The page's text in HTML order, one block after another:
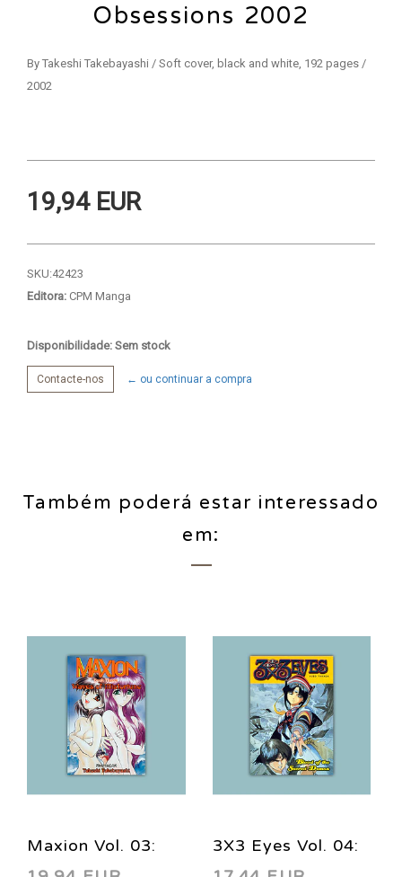
Obsessions 2002
By Takeshi Takebayashi / Soft cover, black and white, 192 pages /
2002
19,94 EUR
SKU:42423
Editora: CPM Manga
Disponibilidade: Sem stock
Contacte-nos ← ou continuar a compra
Também poderá estar interessado
em:
Maxion Vol. 03:
3X3 Eyes Vol. 04: